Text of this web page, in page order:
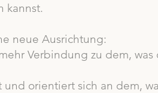
kannst.
neue Ausrichtung:
Verbindung zu dem,
orientiert sich an dem,